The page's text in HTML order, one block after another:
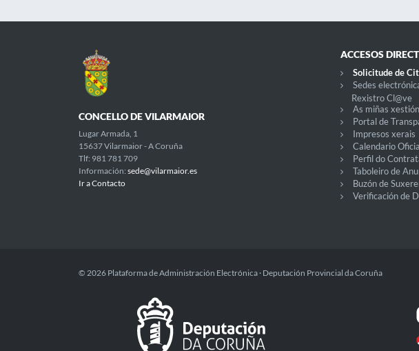
CONCELLO DE VILARMAIOR
Lugar Armada, 1
15637 Vilarmaior - A Coruña
Tlf: 981 781 709
Información: sede@vilarmaior.es
Ir a Contacto
ACCESOS
Solicitude de
Sedes
Rexistro Cl@ve
As miñas
Portal de
Impresos xerais
Calendario
Perfil do
Taboleiro de
Buzón de
Verificación de
© 2026 Plataforma de Administración Electrónica · Deputación Provincial da Coruña